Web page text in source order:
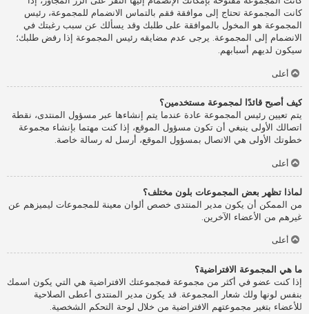
كانت المجموعة تحتاج إلى موافقة فقم بالتماس الانضمام للمجموعة، رئيس
المجموعة هو المخول بالموافقة على طلبك وقد يسألك عن سبب رغبتك في
الانضمام إلى المجموعة. يرجى عدم مضايقه رئيس المجموعة إذا رفض طلبك؛
سيكون لديهم أسبابهم.
أعلى
كيف أصبح قائدًا لمجموعة مستخدمين؟
يتم تعيين رئيس المجموعة عادة عندما يتم إنشاءها عبر مسؤول المنتدى، نقطة
اتصالك الأولى ينبغي أن تكون مسؤول الموقع، إذا كنت مهتما بإنشاء مجموعة
خطوتك الأولى هي الاتصال بمسؤول الموقع، أرسل له رسالة خاصة.
أعلى
لماذا تظهر بعض المجموعات بلون مختلف؟
من الممكن أن يكون مدير المنتدى خصص ألوان معينة للمجموعات ليميزهم عن
غيرهم من الأعضاء الآخرين.
أعلى
ما هي المجموعة الافتراضية؟
إذا كنت عضو في أكثر من مجموعة فمجموعتك الافتراضية هي التي يكون اسمك
بنفس لونها ولك شعار المجموعة. قد يكون مدير المنتدى أعطى الصلاحية
للأعضاء بتغير مجموعتهم الافتراضية من خلال لوحة التحكم الشخصية.